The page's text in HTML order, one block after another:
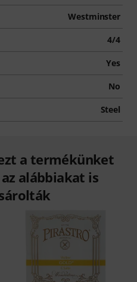
Westminster
4/4
Yes
No
Steel
a termékünket
alábbiakat is